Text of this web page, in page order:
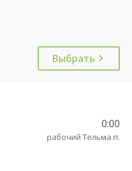
Выбрать
0:00
рабочий Тельма п.